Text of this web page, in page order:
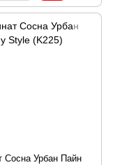
Сосна Урбан Пайн